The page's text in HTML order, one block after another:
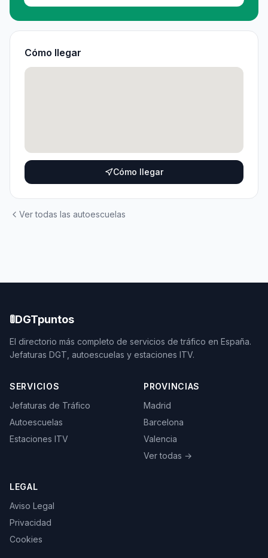
Cómo llegar
Cómo llegar
Ver todas las autoescuelas
🚦DGTpuntos
El directorio más completo de servicios de tráfico en España.
Jefaturas DGT, autoescuelas y estaciones ITV.
SERVICIOS
Jefaturas de Tráfico
Autoescuelas
Estaciones ITV
PROVINCIAS
Madrid
Barcelona
Valencia
Ver todas →
LEGAL
Aviso Legal
Privacidad
Cookies